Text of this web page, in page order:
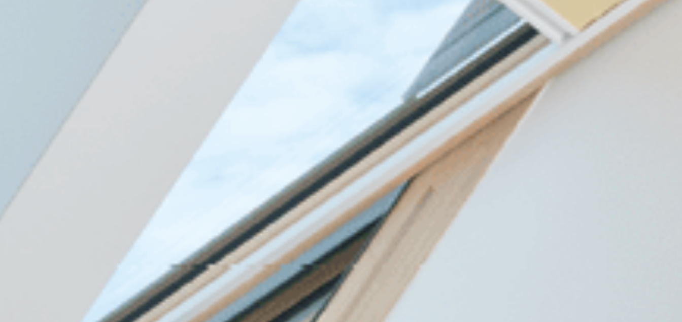
Миттєве
оформлення
Жодних
документів
Оформлення без
відвідування банку
Facebook
Twitter ViberTelegram